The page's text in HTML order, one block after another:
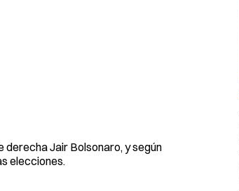
derecha Jair Bolsonaro, y según
elecciones.